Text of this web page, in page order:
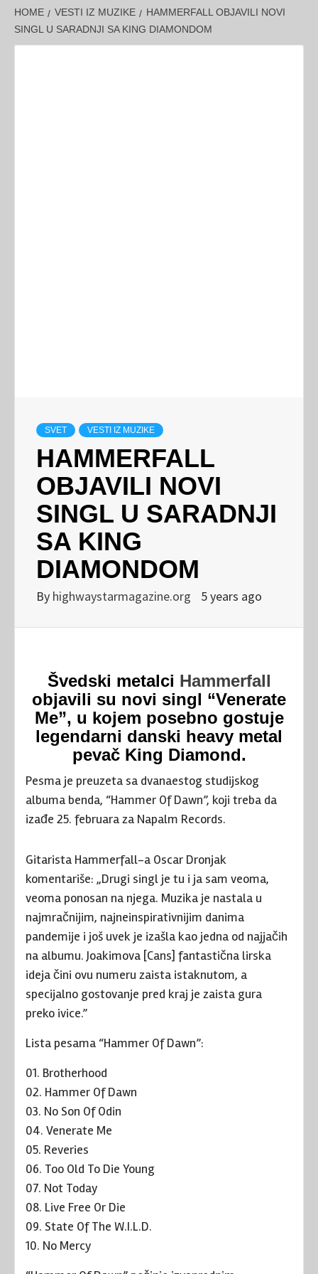
HOME VESTI IZ MUZIKE
HAMMERFALL OBJAVILI NOVI
SINGL U SARADNJI SA KING DIAMONDOM
SVET VESTI IZ MUZIKE
HAMMERFALL
OBJAVILI NOVI
SINGL U SARADNJI
SA KING
DIAMONDOM
By highwaystarmagazine.org 5 years ago
Švedski metalci Hammerfall
objavili su novi singl “Venerate
Me”, u kojem posebno gostuje
legendarni danski heavy metal
pevač King Diamond.
Pesma je preuzeta sa dvanaestog studijskog
albuma benda, “Hammer Of Dawn”, koji treba da
izađe 25. februara za Napalm Records.
Gitarista Hammerfall-a Oscar Dronjak
komentariše: „Drugi singl je tu i ja sam veoma,
veoma ponosan na njega. Muzika je nastala u
najmračnijim, najneinspirativnijim danima
pandemije i još uvek je izašla kao jedna od najjačih
na albumu. Joakimova [Cans] fantastična lirska
ideja čini ovu numeru zaista istaknutom, a
specijalno gostovanje pred kraj je zaista gura
preko ivice.”
Lista pesama “Hammer Of Dawn”:
01. Brotherhood
02. Hammer Of Dawn
03. No Son Of Odin
04. Venerate Me
05. Reveries
06. Too Old To Die Young
07. Not Today
08. Live Free Or Die
09. State Of The W.I.L.D.
10. No Mercy